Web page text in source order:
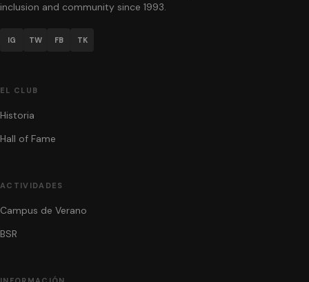
inclusion and community since 1993.
IG TW FB TK
EL CLUB
Historia
Hall of Fame
ACTIVIDADES
Campus de Verano
BSR